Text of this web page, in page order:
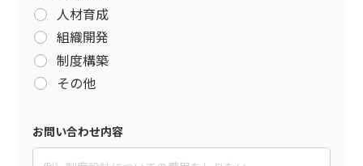
人材育成
組織開発
制度構築
その他
お問い合わせ内容